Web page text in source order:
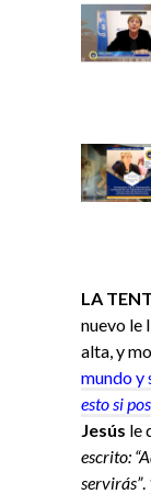
LA
nuevo le
alta, y
mundo y
esto si
Jesús le
escrito:
servirás”.